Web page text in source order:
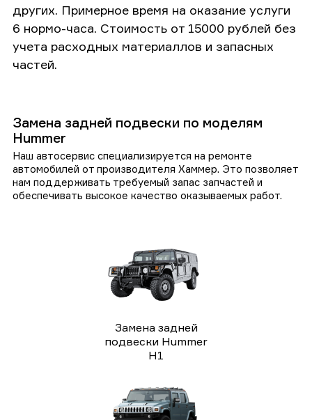
других. Примерное время на оказание услуги
6 нормо-часа. Стоимость от 15000 рублей без
учета расходных материаллов и запасных
частей.
Замена задней подвески по моделям
Hummer
Наш автосервис специализируется на ремонте
автомобилей от производителя Хаммер. Это позволяет
нам поддерживать требуемый запас запчастей и
обеспечивать высокое качество оказываемых работ.
Замена задней
подвески Hummer
H1